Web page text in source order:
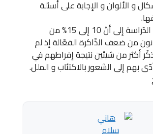
و الألوان و الإجابة على أسئلة
و توصّلت ذات الدّراسة إلى أنّ 10 إلى 15% من
من ضعف الذّاكرة الفعّالة إذ لم
أكثر من شيئين نتيجة إفراطهم في
بهم إلى الشعور بالاكتئاب و الملل.